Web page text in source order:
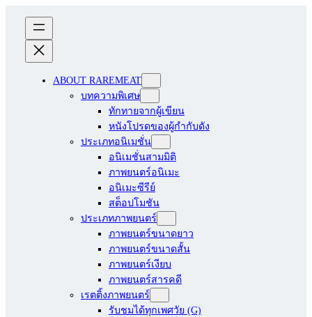
ABOUT RAREMEAT
บทความพิเศษ
ทักทายจากผู้เขียน
หนังโปรดของผู้กำกับดัง
ประเภทอนิเมชั่น
อนิเมชั่นสามมิติ
ภาพยนตร์อนิเมะ
อนิเมะซีรีย์
สต็อปโมชัน
ประเภทภาพยนตร์
ภาพยนตร์ขนาดยาว
ภาพยนตร์ขนาดสั้น
ภาพยนตร์เงียบ
ภาพยนตร์สารคดี
เรตติ้งภาพยนตร์
รับชมได้ทุกเพศวัย (G)